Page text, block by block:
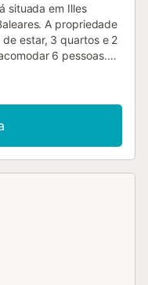
situada em Illes
A propriedade
estar, 3 quartos e 2
6 pessoas.
roupa e uma
e uma cadeira alta
não dispõe de:
uma área exterior
terraço coberto e um